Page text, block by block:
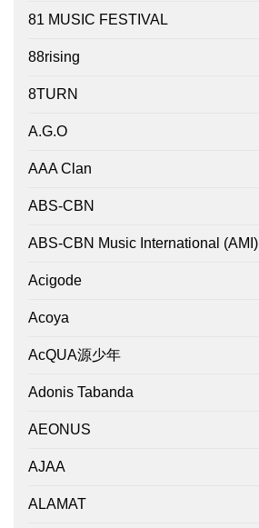
81 MUSIC FESTIVAL
88rising
8TURN
A.G.O
AAA Clan
ABS-CBN
ABS-CBN Music International (AMI)
Acigode
Acoya
AcQUA源少年
Adonis Tabanda
AEONUS
AJAA
ALAMAT